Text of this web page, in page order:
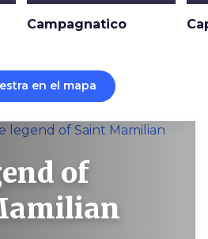
Campagnatico
en el mapa
of